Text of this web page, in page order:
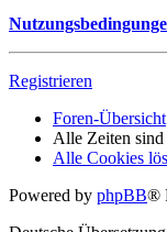
Registrieren
Foren-Übersicht
Alle Zeiten sind
Alle Cookies
Powered by phpBB®